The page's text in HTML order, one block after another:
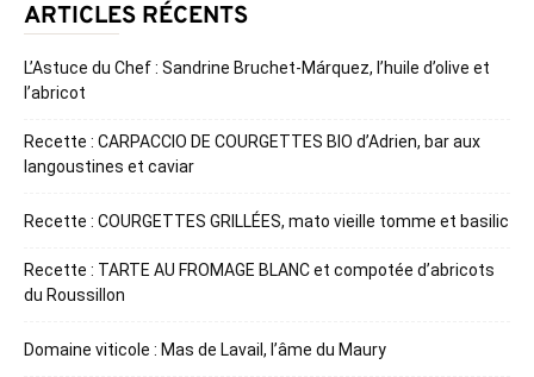
ARTICLES RÉCENTS
L’Astuce du Chef : Sandrine Bruchet-Márquez, l’huile d’olive et
l’abricot
Recette : CARPACCIO DE COURGETTES BIO d’Adrien, bar aux
langoustines et caviar
Recette : COURGETTES GRILLÉES, mato vieille tomme et basilic
Recette : TARTE AU FROMAGE BLANC et compotée d’abricots
du Roussillon
Domaine viticole : Mas de Lavail, l’âme du Maury